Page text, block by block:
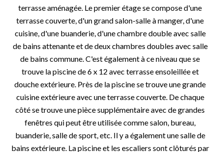
terrasse aménagée. Le premier étage se compose d'une
terrasse couverte, d'un grand salon-salle à manger, d'une
cuisine, d'une buanderie, d'une chambre double avec salle
de bains attenante et de deux chambres doubles avec salle
de bains commune. C'est également à ce niveau que se
trouve la piscine de 6 x 12 avec terrasse ensoleillée et
douche extérieure. Près de la piscine se trouve une grande
cuisine extérieure avec une terrasse couverte. De chaque
côté se trouve une pièce supplémentaire avec de grandes
fenêtres qui peut être utilisée comme salon, bureau,
buanderie, salle de sport, etc. Il y a également une salle de
bains extérieure. La piscine et les escaliers sont clôturés par